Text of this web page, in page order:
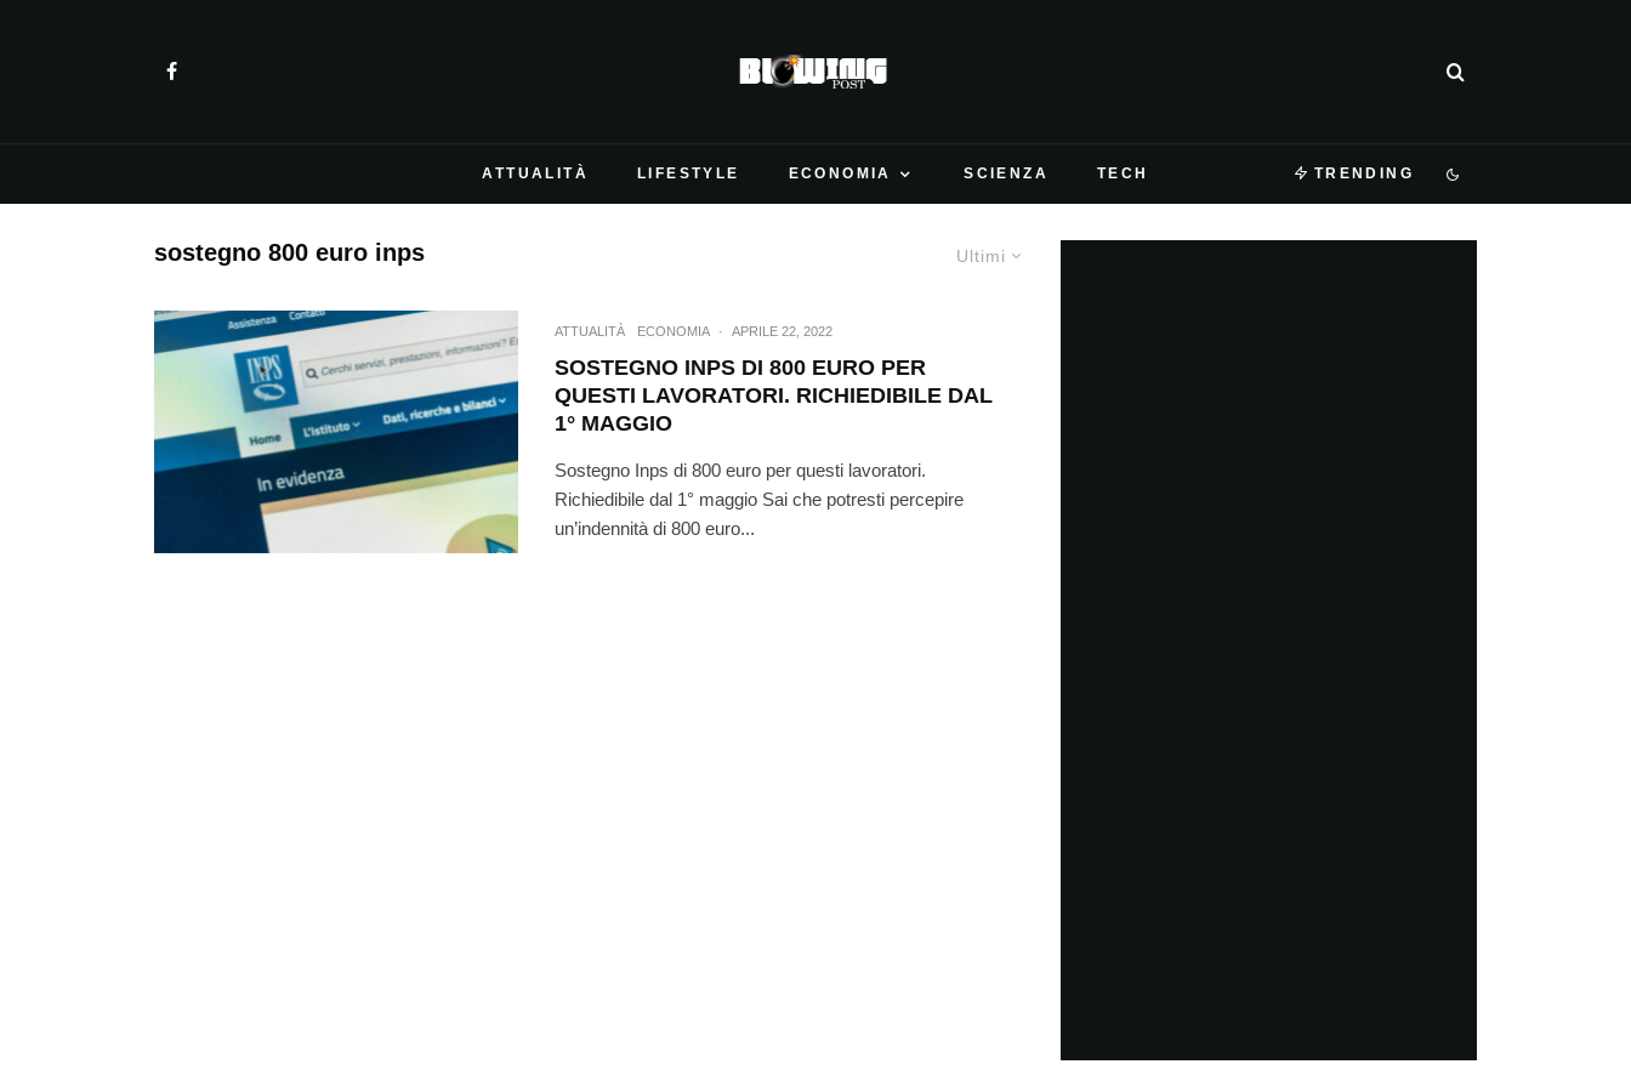
ATTUALITÀ LIFESTYLE ECONOMIA SCIENZA TECH TRENDING
Ultimi
sostegno 800 euro inps
ATTUALITÀ ECONOMIA · APRILE 22, 2022
SOSTEGNO INPS DI 800 EURO PER
QUESTI LAVORATORI. RICHIEDIBILE DAL
1° MAGGIO
Sostegno Inps di 800 euro per questi lavoratori.
Richiedibile dal 1° maggio Sai che potresti percepire
un’indennità di 800 euro...